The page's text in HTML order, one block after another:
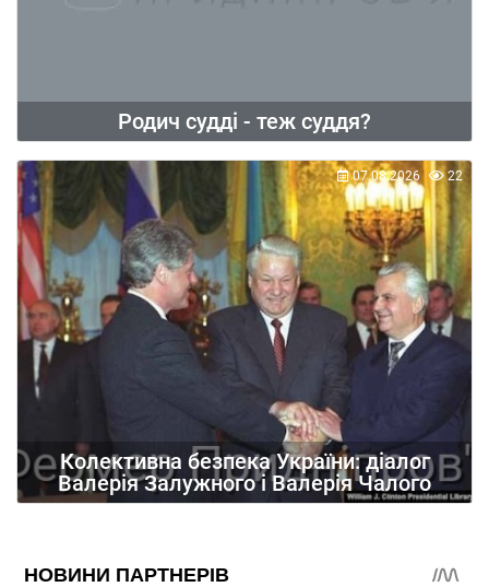
Родич судді - теж суддя?
Колективна безпека України: діалог
Валерія Залужного і Валерія Чалого
07.08.2026 22